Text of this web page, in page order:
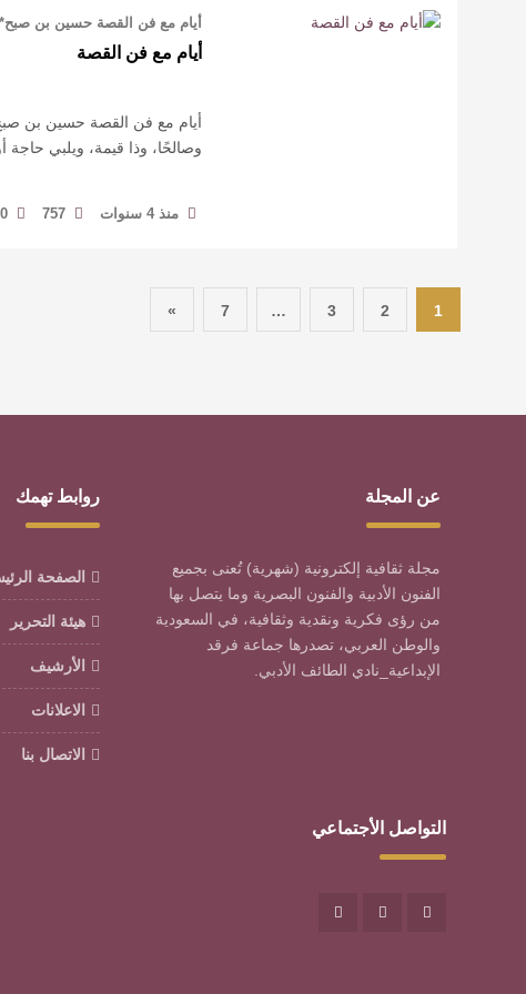
أيام مع فن القصة حسين بن
أيام مع فن القصة
أيام مع فن القصة حسين بن
وصالحًا، وذا قيمة، ويلبي
منذ 4 سنوات 757
0
1
2
3
…
7
»
عن المجلة
مجلة ثقافية إلكترونية (شهرية) تُعنى بجميع
الفنون الأدبية والفنون البصرية وما يتصل بها
من رؤى فكرية ونقدية وثقافية، في السعودية
والوطن العربي، تصدرها جماعة فرقد
الإبداعية_نادي الطائف الأدبي.
روابط تهمك
الصفحة
هيئة التحرير
الأرشيف
الاعلانات
الاتصال بنا
التواصل الأجتماعي